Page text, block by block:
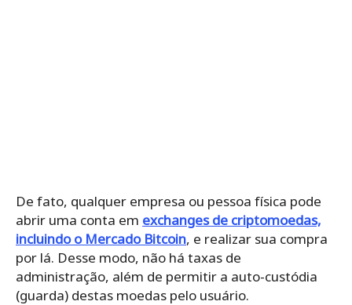
De fato, qualquer empresa ou pessoa física pode
abrir uma conta em exchanges de criptomoedas,
incluindo o Mercado Bitcoin, e realizar sua compra
por lá. Desse modo, não há taxas de
administração, além de permitir a auto-custódia
(guarda) destas moedas pelo usuário.